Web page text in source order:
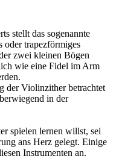
stellt das sogenannte
oder trapezförmiges
zwei kleinen Bögen
wie eine Fidel im Arm
der Violinzither betrachtet
in der
spielen lernen willst, sei
ans Herz gelegt. Einige
Instrumenten an.